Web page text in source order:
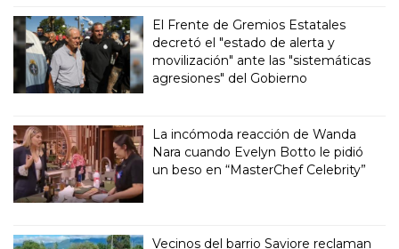
El Frente de Gremios Estatales
decretó el "estado de alerta y
movilización" ante las "sistemáticas
agresiones" del Gobierno
La incómoda reacción de Wanda
Nara cuando Evelyn Botto le pidió
un beso en “MasterChef Celebrity”
Vecinos del barrio Saviore reclaman